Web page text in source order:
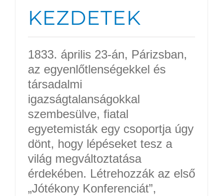
KEZDETEK
1833. április 23-án, Párizsban,
az egyenlőtlenségekkel és
társadalmi
igazságtalanságokkal
szembesülve, fiatal
egyetemisták egy csoportja úgy
dönt, hogy lépéseket tesz a
világ megváltoztatása
érdekében. Létrehozzák az első
„Jótékony Konferenciát”,